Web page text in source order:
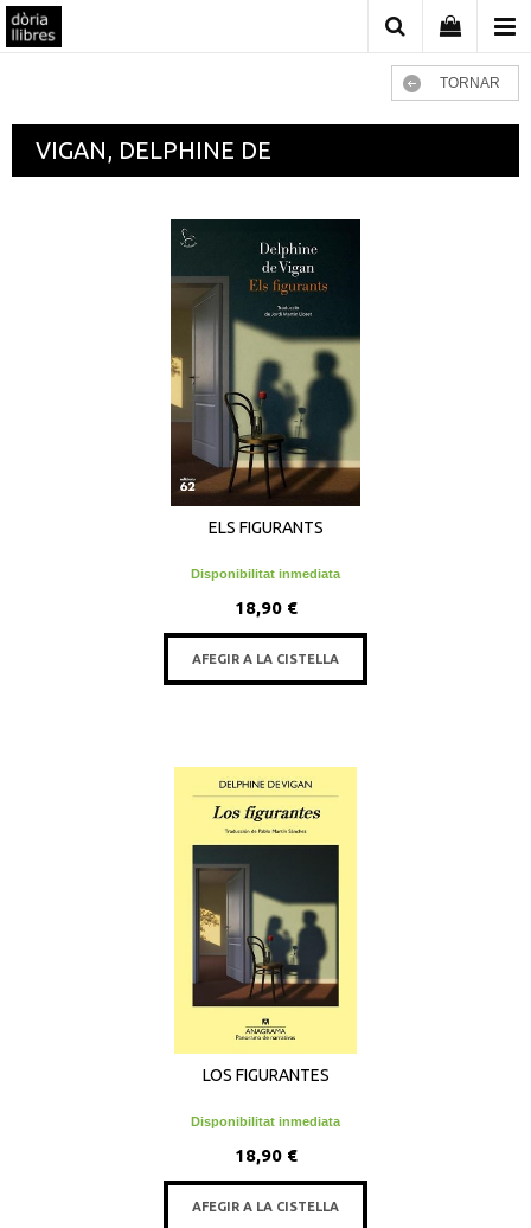
TORNAR
VIGAN, DELPHINE DE
ELS FIGURANTS
Disponibilitat inmediata
18,90 €
AFEGIR A LA CISTELLA
LOS FIGURANTES
Disponibilitat inmediata
18,90 €
AFEGIR A LA CISTELLA